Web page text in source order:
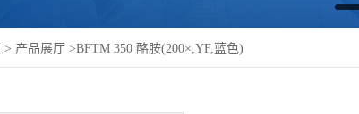
> 产品展厅 >BFTM 350 酪胺(200×,YF,蓝色)